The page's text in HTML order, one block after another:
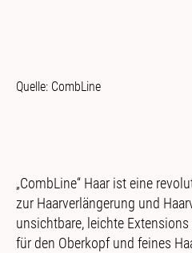
Quelle: CombLine
„CombLine“ Haar ist eine
zur Haarverlängerung und
unsichtbare, leichte
für den Oberkopf und feines